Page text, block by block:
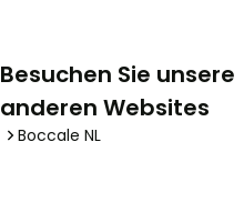
Besuchen Sie unsere
anderen Websites
Boccale NL